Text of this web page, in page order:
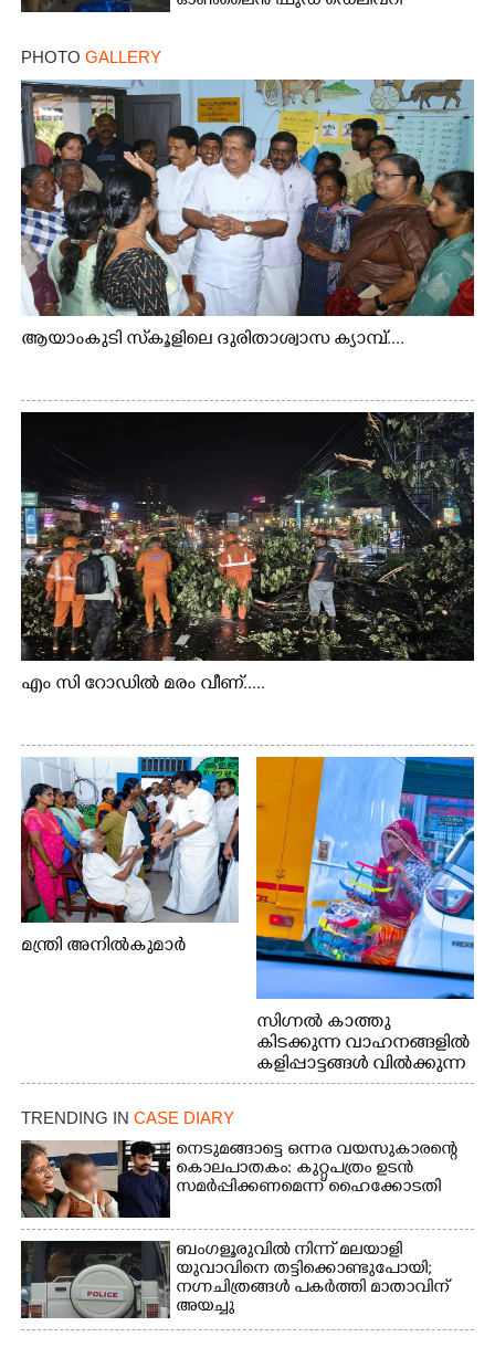
PHOTO GALLERY
ആയാംകുടി സ്‌കൂളിലെ ദുരിതാശ്വാസ ക്യാമ്പ്....
എം സി റോഡിൽ മരം വീണ്.....
മന്ത്രി അനിൽകുമാർ
സിഗ്നൽ കാത്തു
കിടക്കുന്ന വാഹനങ്ങളിൽ
കളിപ്പാട്ടങ്ങൾ വിൽക്കുന്ന
നാടോടി യുവതി. ഇടപ്പള്ളി
TRENDING IN CASE DIARY
നെടുമങ്ങാട്ടെ ഒന്നര വയസുകാരന്റെ
കൊലപാതകം: കുറ്റപത്രം ഉടൻ
സമർപ്പിക്കണമെന്ന് ഹൈക്കോടതി
ബംഗളൂരുവിൽ നിന്ന് മലയാളി
യുവാവിനെ തട്ടിക്കൊണ്ടുപോയി;
നഗ്നചിത്രങ്ങൾ പകർത്തി മാതാവിന്
അയച്ചു